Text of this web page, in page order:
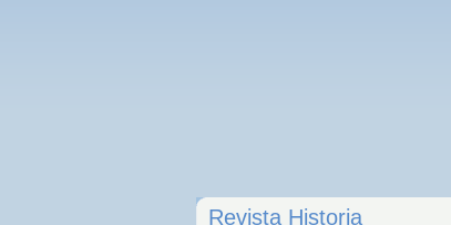
Revista Historia